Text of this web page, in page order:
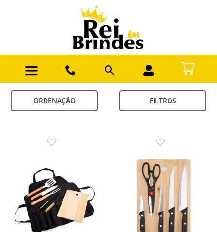
ORDENAÇÃO FILTROS